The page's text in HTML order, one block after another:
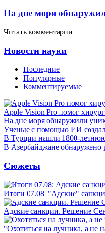
На дне моря
Читать комментарии
Новости науки
Последние
Популярные
Комментируемые
Apple Vision Pro помог
На дне моря обнаружили
Ученые с помощью ИИ
В Турции нашли 1800-летнюю
В Азербайджане обнаружено
Сюжеты
Итоги 07.08: "Адские"
Адские санкции. Решение
"Охотиться на лучника, а не